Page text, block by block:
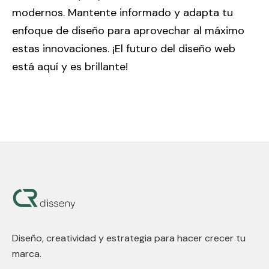
modernos. Mantente informado y adapta tu
enfoque de diseño para aprovechar al máximo
estas innovaciones. ¡El futuro del diseño web
está aquí y es brillante!
Diseño, creatividad y estrategia para hacer crecer tu
marca.